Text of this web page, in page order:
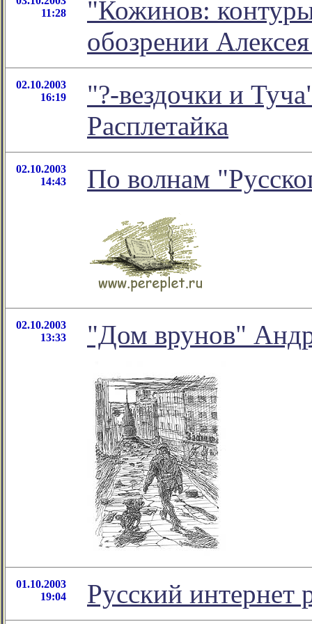
11:28
"Кожинов:
обозрении
02.10.2003
16:19
"?-вездочки и
Расплетайка
02.10.2003
14:43
По волнам
02.10.2003
13:33
"Дом врунов"
01.10.2003
19:04
Русский интернет